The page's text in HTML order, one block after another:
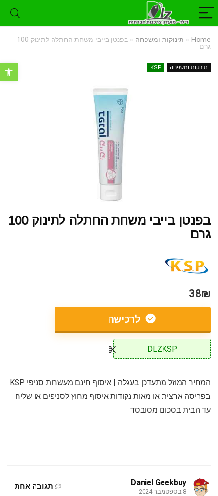
פתח
Home
» תינוקות ומשפחה »
בפנטן בייבי משחת החתלה לתינוק 100
גרם
תינוקות ומשפחה KSP
בפנטן בייבי משחת החתלה לתינוק 100
גרם
38₪
לרכישה
DLZKSP
המחיר המוזל מתעדכן בעגלה | איסוף חינם מעשרות סניפי KSP
בפריסה ארצית או מאות נקודות איסוף מחוץ לסניפים או שליח
עד הבית בסכום מסובסד
Daniel Geekbuy
8 בספטמבר 2024
תגובה אחת